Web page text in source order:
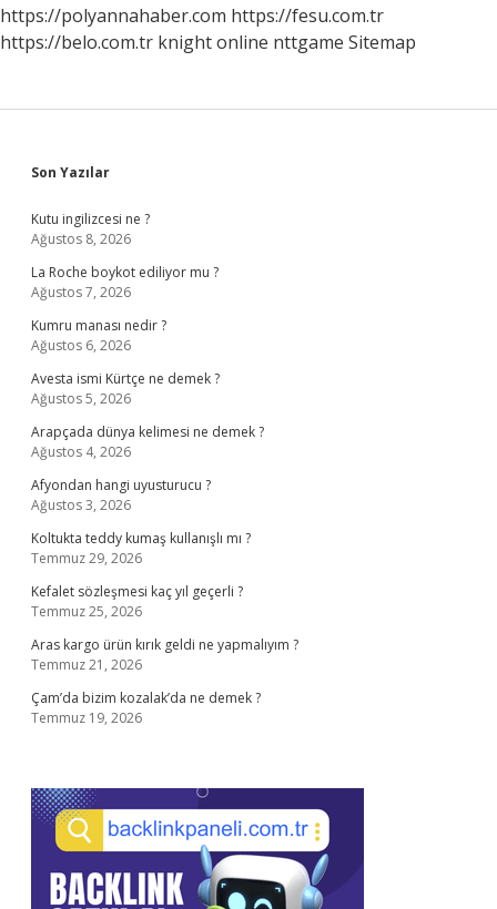
https://polyannahaber.com https://fesu.com.tr
https://belo.com.tr knight online nttgame Sitemap
Sidebar
Son Yazılar
Kutu ingilizcesi ne ?
Ağustos 8, 2026
La Roche boykot ediliyor mu ?
Ağustos 7, 2026
Kumru manası nedir ?
Ağustos 6, 2026
Avesta ismi Kürtçe ne demek ?
Ağustos 5, 2026
Arapçada dünya kelimesi ne demek ?
Ağustos 4, 2026
Afyondan hangi uyusturucu ?
Ağustos 3, 2026
Koltukta teddy kumaş kullanışlı mı ?
Temmuz 29, 2026
Kefalet sözleşmesi kaç yıl geçerli ?
Temmuz 25, 2026
Aras kargo ürün kırık geldi ne yapmalıyım ?
Temmuz 21, 2026
Çam’da bizim kozalak’da ne demek ?
Temmuz 19, 2026